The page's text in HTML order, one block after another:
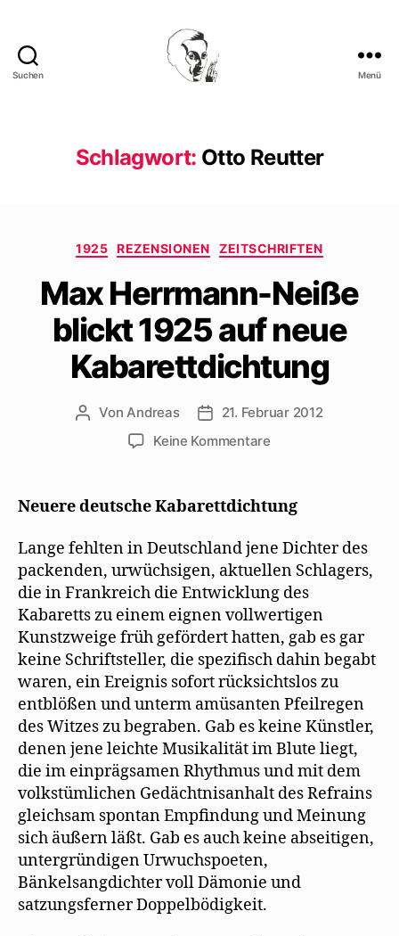
Suchen Menü
Schlagwort: Otto Reutter
Kategorien
1925 REZENSIONEN ZEITSCHRIFTEN
Max Herrmann-Neiße
blickt 1925 auf neue
Kabarettdichtung
Beitragsautor
Von Andreas Beitragsdatum
21. Februar 2012
Keine Kommentarezu
Neiße
blickt
1925
auf
neue
Kabarettdichtung
Neuere deutsche Kabarettdichtung
Lange fehlten in Deutschland jene Dichter des
packenden, urwüchsigen, aktuellen Schlagers,
die in Frankreich die Entwicklung des
Kabaretts zu einem eignen vollwertigen
Kunstzweige früh gefördert hatten, gab es gar
keine Schriftsteller, die spezifisch dahin begabt
waren, ein Ereignis sofort rücksichtslos zu
entblößen und unterm amüsanten Pfeilregen
des Witzes zu begraben. Gab es keine Künstler,
denen jene leichte Musikalität im Blute liegt,
die im einprägsamen Rhythmus und mit dem
volkstümlichen Gedächtnisanhalt des Refrains
gleichsam spontan Empfindung und Meinung
sich äußern läßt. Gab es auch keine abseitigen,
untergründigen Urwuchspoeten,
Bänkelsangdichter voll Dämonie und
satzungsferner Doppelbödigkeit.